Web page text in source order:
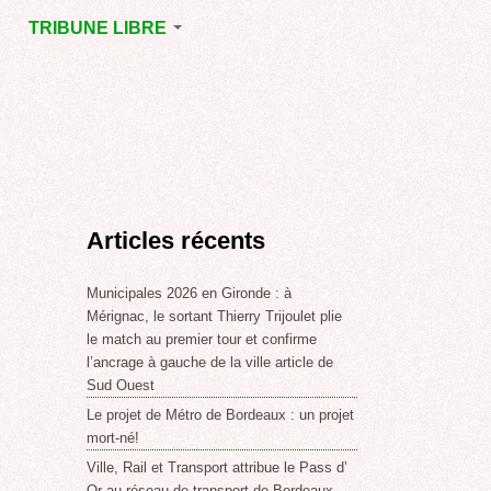
DE
TRIBUNE LIBRE
POINT DE VUE
Articles récents
Municipales 2026 en Gironde : à
Mérignac, le sortant Thierry Trijoulet plie
le match au premier tour et confirme
l’ancrage à gauche de la ville article de
Sud Ouest
Le projet de Métro de Bordeaux : un projet
mort-né!
Ville, Rail et Transport attribue le Pass d’